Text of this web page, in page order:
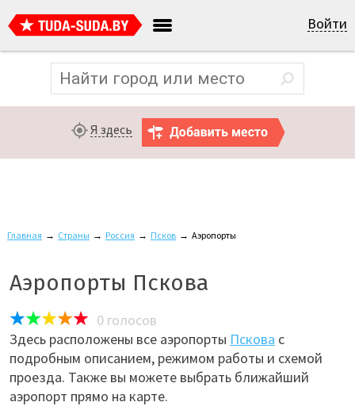
Войти
Я здесь
Главная → Страны → Россия → Псков → Аэропорты
Аэропорты Пскова
0 голосов
Здесь расположены все аэропорты Пскова с
подробным описанием, режимом работы и схемой
проезда. Также вы можете выбрать ближайший
аэропорт прямо на карте.